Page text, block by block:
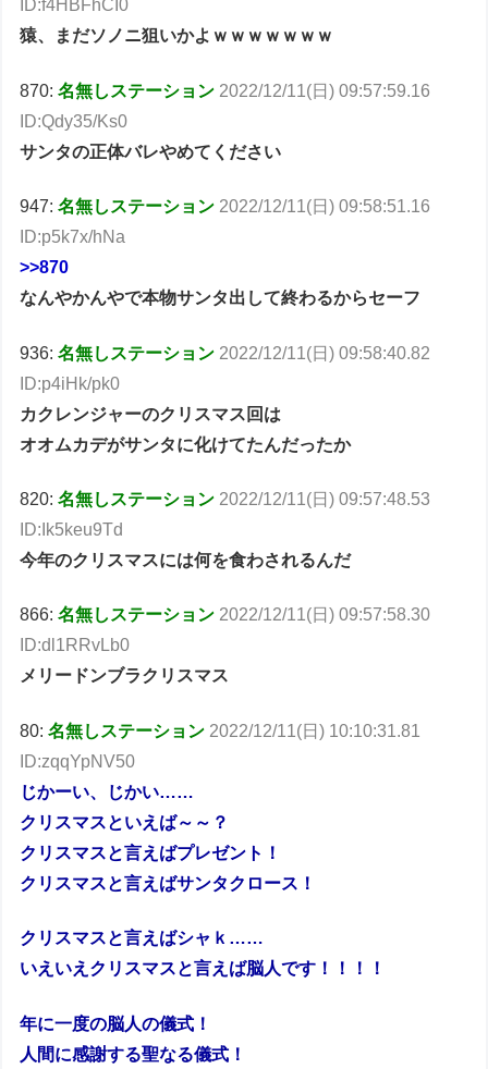
ID:f4HBFhCI0
猿、まだソノニ狙いかよｗｗｗｗｗｗｗ
870:名無しステーション 2022/12/11(日) 09:57:59.16
ID:Qdy35/Ks0
サンタの正体バレやめてください
947:名無しステーション 2022/12/11(日) 09:58:51.16
ID:p5k7x/hNa
>>870
なんやかんやで本物サンタ出して終わるからセーフ
936:名無しステーション 2022/12/11(日) 09:58:40.82
ID:p4iHk/pk0
カクレンジャーのクリスマス回は
オオムカデがサンタに化けてたんだったか
820:名無しステーション 2022/12/11(日) 09:57:48.53
ID:Ik5keu9Td
今年のクリスマスには何を食わされるんだ
866:名無しステーション 2022/12/11(日) 09:57:58.30
ID:dl1RRvLb0
メリードンブラクリスマス
80:名無しステーション 2022/12/11(日) 10:10:31.81
ID:zqqYpNV50
じかーい、じかい……
クリスマスといえば～～？
クリスマスと言えばプレゼント！
クリスマスと言えばサンタクロース！
クリスマスと言えばシャｋ……
いえいえクリスマスと言えば脳人です！！！！
年に一度の脳人の儀式！
人間に感謝する聖なる儀式！